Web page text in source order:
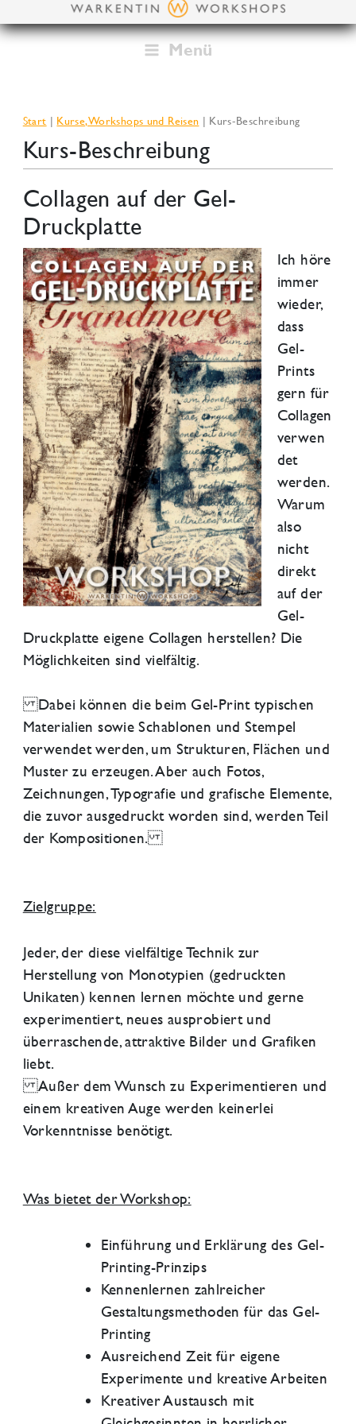
Inhalt
Menü
Start Kurse, Workshops und Reisen Kurs-Beschreibung
Kurs-Beschreibung
Collagen auf der Gel-
Druckplatte
Ich höre
immer
wieder,
dass
Gel-
Prints
gern für
Collagen
verwen
det
werden.
Warum
also
nicht
direkt
auf der
Gel-
Druckplatte eigene Collagen herstellen? Die
Möglichkeiten sind vielfältig.
Dabei können die beim Gel-Print typischen
Materialien sowie Schablonen und Stempel
verwendet werden, um Strukturen, Flächen und
Muster zu erzeugen. Aber auch Fotos,
Zeichnungen, Typografie und grafische Elemente,
die zuvor ausgedruckt worden sind, werden Teil
der Kompositionen.
Zielgruppe:
Jeder, der diese vielfältige Technik zur
Herstellung von Monotypien (gedruckten
Unikaten) kennen lernen möchte und gerne
experimentiert, neues ausprobiert und
überraschende, attraktive Bilder und Grafiken
liebt.
Außer dem Wunsch zu Experimentieren und
einem kreativen Auge werden keinerlei
Vorkenntnisse benötigt.
Was bietet der Workshop:
Einführung und Erklärung des Gel-
Printing-Prinzips
Kennenlernen zahlreicher
Gestaltungsmethoden für das Gel-
Printing
Ausreichend Zeit für eigene
Experimente und kreative Arbeiten
Kreativer Austausch mit